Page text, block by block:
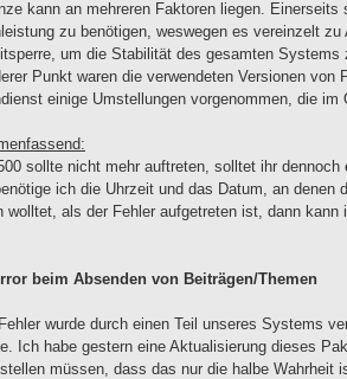
kann an mehreren Faktoren liegen.
zu benötigen, weswegen es vereinzelt
um die Stabilität des gesamten Systems
Punkt waren die verwendeten Versionen
einige Umstellungen vorgenommen, die
sollte nicht mehr auftreten, solltet ihr
ich die Uhrzeit und das Datum, an
wolltet, als der Fehler aufgetreten ist, dann
beim Absenden von Beiträgen/Themen
wurde durch einen Teil unseres Systems
Ich habe gestern eine Aktualisierung dieses
müssen, dass das nur die halbe Wahrheit